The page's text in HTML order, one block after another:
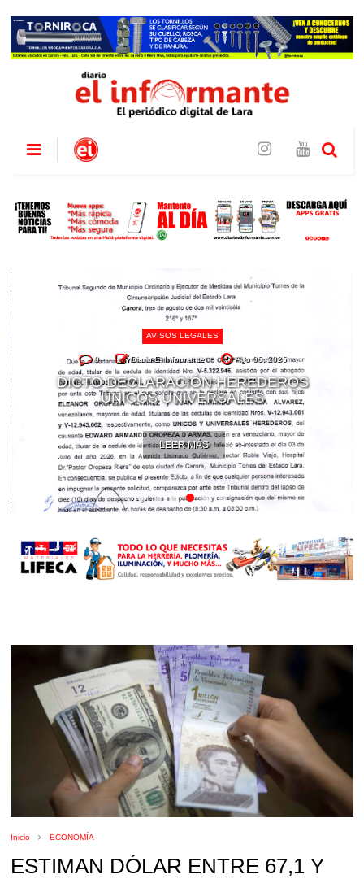
AVISOS LEGALES
0 Diario El Informante Ago 06, 2026
DICTO DECLARACIÓN HEREDEROS
ÚNICOS UNIVERSALES
LEER MÁS
Inicio ECONOMÍA
ESTIMAN DÓLAR ENTRE 67,1 Y